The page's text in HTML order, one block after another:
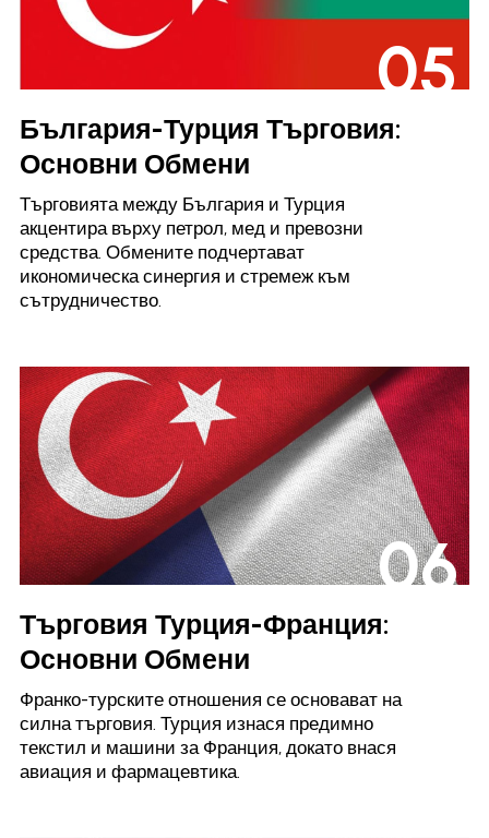
05
България-Турция Търговия:
Основни Обмени
Търговията между България и Турция
акцентира върху петрол, мед и превозни
средства. Обмените подчертават
икономическа синергия и стремеж към
сътрудничество.
06
Търговия Турция-Франция:
Основни Обмени
Франко-турските отношения се основават на
силна търговия. Турция изнася предимно
текстил и машини за Франция, докато внася
авиация и фармацевтика.